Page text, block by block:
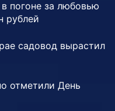
погоне за любовью
рублей
садовод вырастил
отметили День